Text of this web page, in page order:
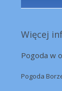
Więcej
Pogoda w
Pogoda